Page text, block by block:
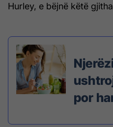
Hurley, e bëjnë këtë
por